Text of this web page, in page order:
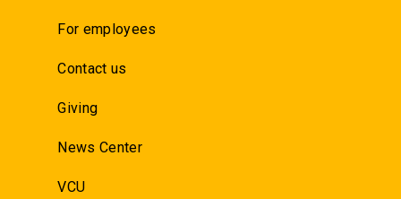
For employees
Contact us
Giving
News Center
VCU